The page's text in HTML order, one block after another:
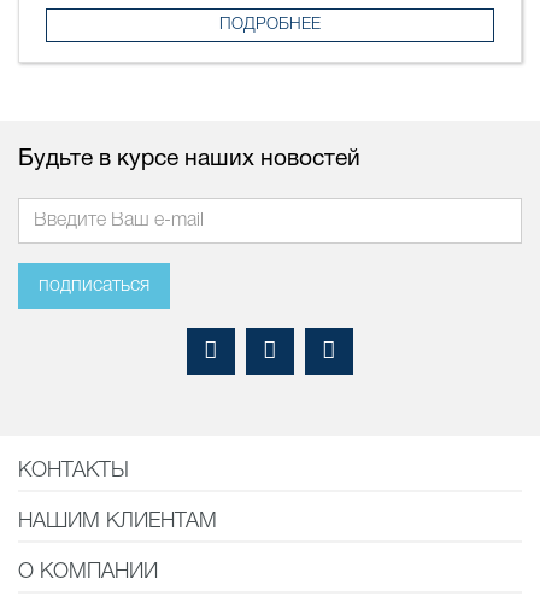
ПОДРОБНЕЕ
Будьте в курсе наших новостей
подписаться
КОНТАКТЫ
НАШИМ КЛИЕНТАМ
О КОМПАНИИ